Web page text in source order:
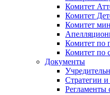
Комитет
Комитет
Комитет
Комитет по
Комитет по
Документы
Стратегии